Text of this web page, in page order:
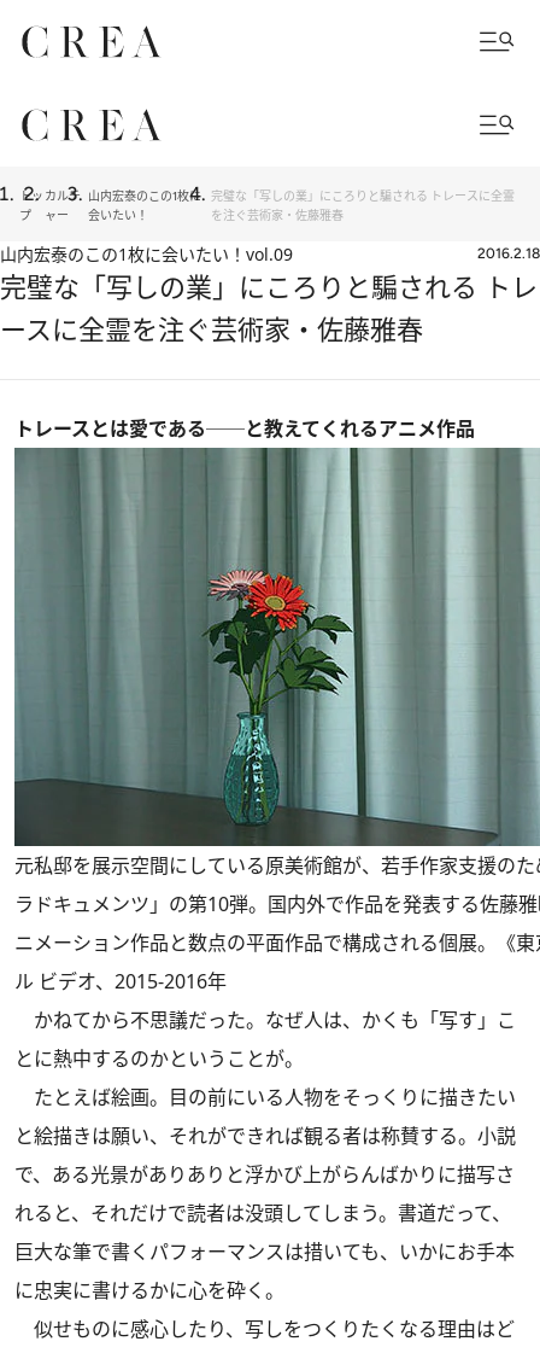
トッ
プ
カルチ
ャー
山内宏泰のこの1枚に
会いたい！
完璧な「写しの業」にころりと騙される トレースに全霊
を注ぐ芸術家・佐藤雅春
山内宏泰のこの1枚に会いたい！ vol.09 2016.2.18
完璧な「写しの業」にころりと騙される トレ
ースに全霊を注ぐ芸術家・佐藤雅春
トレースとは愛である──と教えてくれるアニメ作品
元私邸を展示空間にしている原美術館が、若手作家支援の
ラドキュメンツ」の第10弾。国内外で作品を発表する佐藤
ニメーション作品と数点の平面作品で構成される個展。《
ル ビデオ、2015-2016年
かねてから不思議だった。なぜ人は、かくも「写す」こ
とに熱中するのかということが。
たとえば絵画。目の前にいる人物をそっくりに描きたい
と絵描きは願い、それができれば観る者は称賛する。小説
で、ある光景がありありと浮かび上がらんばかりに描写さ
れると、それだけで読者は没頭してしまう。書道だって、
巨大な筆で書くパフォーマンスは措いても、いかにお手本
に忠実に書けるかに心を砕く。
似せものに感心したり、写しをつくりたくなる理由はど